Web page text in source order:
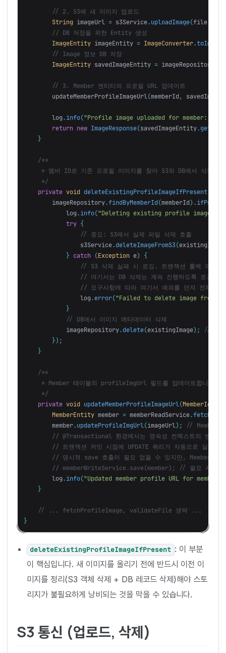
// 2. S3에 새 이미지 업로드
String imageUrl = s3Service. uploadImage(file,
// DB 저장을 위한 Entity 생성
ImageEntity imageEntity = ImageConverter.
// Image 정보 DB 저장
ImageEntity savedImageEntity = imageRepository
// 3. Member 엔티티의 프로필 URL 업데이트
updateMemberProfileImageUrl(memberId ,
log . info("Profile image uploaded for member: {},
return new ImageResponse(savedImageEntity.
}
/**
* 멤버 ID로 기존 프로필 이미지를 찾아 S3와 DB에서 삭제합
     */
private void deleteExistingProfileImageIfPresent(
imageRepository.findByMemberId(memberId).
log . info("Deleting existing profile image:
try {
// 중요: S3에서 실제 파일 삭제 호출
s3Service. deleteImageFromS3(existingImage
} catch (Exception e)
{
// S3 삭제 실패 시 로깅. 트랜잭션 롤백 여부
// 여기서는 DB 삭제는 계속 진행하도록 로깅만
// 요구사항에 따라 여기서 예외를 던져 전체 롤
log . error("Failed to delete image from
}
// DB에서 이미지 메타데이터 삭제
imageRepository. delete(existingImage);
// 또
});
}
/**
     * Member 테이블의 profileImgUrl 필드를 업데이트합니다.
     */
private void updateMemberProfileImageUrl(MemberId
MemberEntity member = memberReadService.
member. updateProfileImgUrl(imageUrl);
// Member
// @Transactional 환경에서는 영속성 컨텍스트의 변
// 트랜잭션 커밋 시점에 UPDATE 쿼리가 자동으로 실행될
// 명시적 save 호출이 필요 없을 수 있지만,
// memberWriteService.save(member); // 필요 시 호
log . info("Updated member profile URL for
}
// ... fetchProfileImage, validateFile 생략 ...
}
deleteExistingProfileImageIfPresent : 이 부분
이 핵심입니다. 새 이미지를 올리기 전에 반드시 이전 이
미지를 정리(S3 객체 삭제 + DB 레코드 삭제)해야 스토
리지가 불필요하게 낭비되는 것을 막을 수 있습니다.
S3 통신 (업로드, 삭제)